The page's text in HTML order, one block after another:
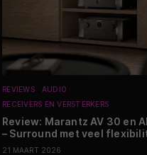
REVIEWS
AUDIO
RECEIVERS EN VERSTERKERS
Review: Marantz AV 30 en
– Surround met veel
21 MAART 2026